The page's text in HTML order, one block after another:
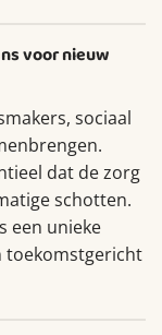
voor nieuw
sociaal
dat de zorg
schotten.
een unieke
toekomstgericht